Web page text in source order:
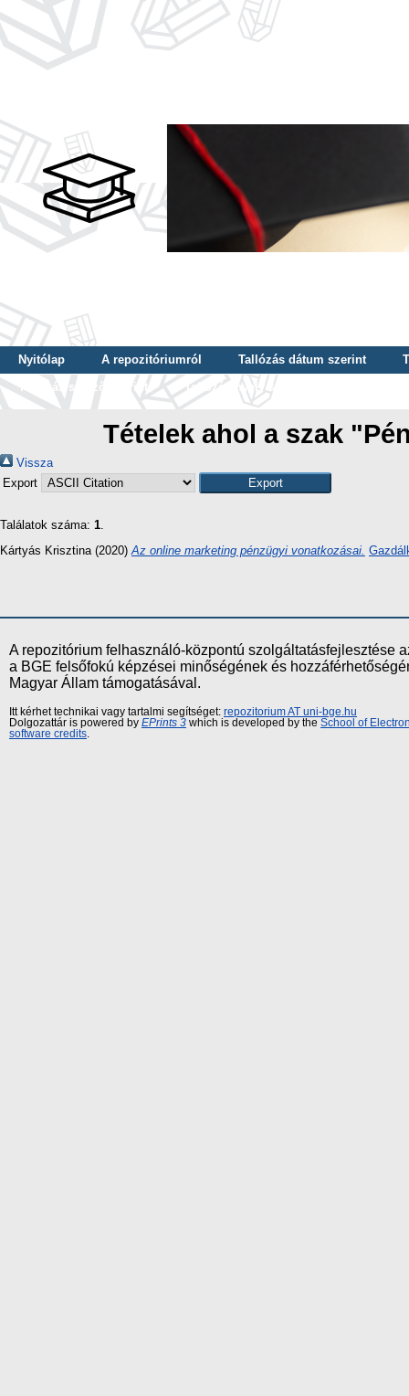
Nyitólap A repozitóriumról Tallózás dátum szerint
Tallózás szerző szerint
Tallózás nyelv szerint
Tételek ahol a szak
Vissza
Export
Találatok száma: 1.
Kártyás Krisztina (2020) Az online marketing pénzügyi vonatkozásai.
A repozitórium felhasználó-központú szolgáltatásfejlesztése
a BGE felsőfokú képzései minőségének és
Magyar Állam támogatásával.
Itt kérhet technikai vagy tartalmi segítséget: repozitorium AT uni-bge.hu
Dolgozattár is powered by EPrints 3 which is developed by the School of
software credits